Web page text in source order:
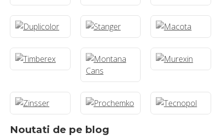
Noutati de pe blog